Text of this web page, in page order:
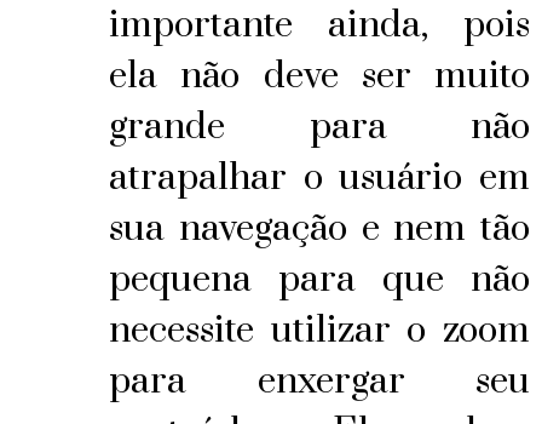
importante ainda, pois
ela não deve ser muito
grande para não
atrapalhar o usuário em
sua navegação e nem tão
pequena para que não
necessite utilizar o zoom
para enxergar seu